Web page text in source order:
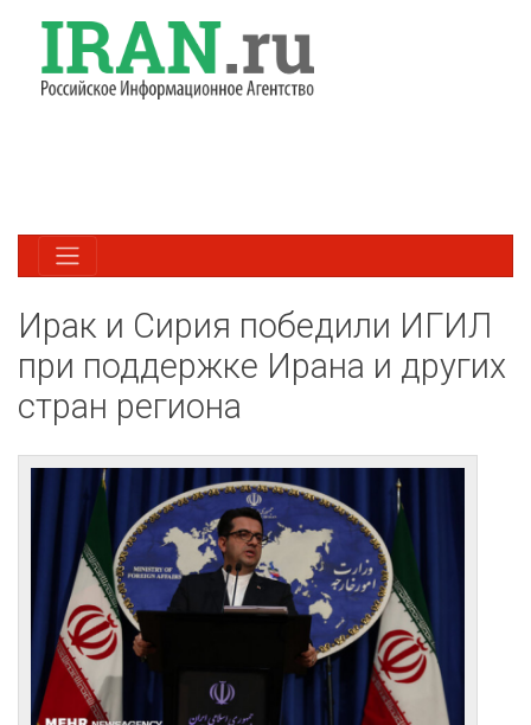
Ирак и Сирия победили ИГИЛ
при поддержке Ирана и других
стран региона